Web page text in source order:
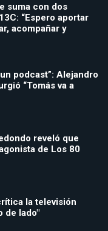
suma con dos
“Espero aportar
acompañar y
podcast”: Alejandro
“Tomás va a
reveló que
de Los 80
la televisión
de lado"